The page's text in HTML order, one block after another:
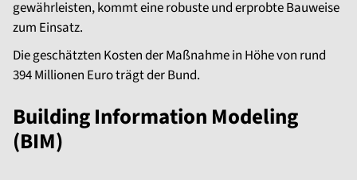
gewährleisten, kommt eine robuste und erprobte Bauweise
zum Einsatz.
Die geschätzten Kosten der Maßnahme in Höhe von rund
394 Millionen Euro trägt der Bund.
Building Information Modeling
(BIM)